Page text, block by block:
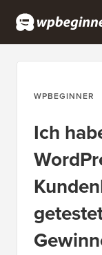
WPBEGINNER
Ich